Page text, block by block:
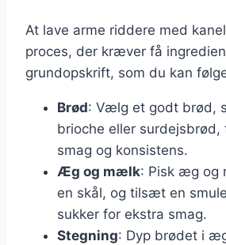
At lave arme riddere med
proces, der kræver få
grundopskrift, som du kan
Brød: Vælg et godt brød,
brioche eller
smag og konsistens.
Æg og mælk: Pisk æg og
en skål, og tilsæt en
sukker for ekstra smag.
Stegning: Dyp brødet i